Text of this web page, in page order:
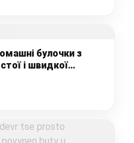
булочки з
і швидкої
пух, повітряне і